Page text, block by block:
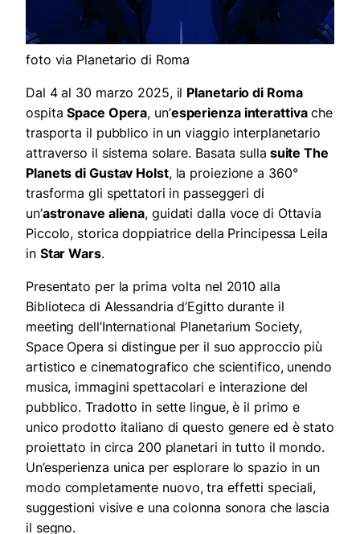
foto via Planetario di Roma
Dal 4 al 30 marzo 2025, il Planetario di Roma
ospitaSpace Opera, un’esperienza interattivache
trasporta il pubblico in un viaggio interplanetario
attraverso il sistema solare. Basata sulla suite The
Planets di Gustav Holst, la proiezione a 360°
trasforma gli spettatori in passeggeri di
un’astronave aliena, guidati dalla voce di Ottavia
Piccolo, storica doppiatrice della Principessa Leila
in Star Wars.
Presentato per la prima volta nel 2010 alla
Biblioteca di Alessandria d’Egitto durante il
meeting dell’International Planetarium Society,
Space Opera si distingue per il suo approccio più
artistico e cinematografico che scientifico, unendo
musica, immagini spettacolari e interazione del
pubblico. Tradotto in sette lingue, è il primo e
unico prodotto italiano di questo genere ed è stato
proiettato in circa 200 planetari in tutto il mondo.
Un’esperienza unica per esplorare lo spazio in un
modo completamente nuovo, tra effetti speciali,
suggestioni visive e una colonna sonora che lascia
il segno.